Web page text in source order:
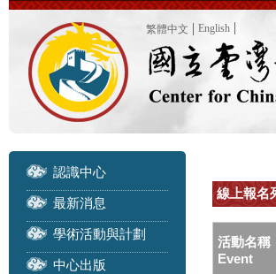
繁體中文 English
認識中心
最新消息
學術活動與計劃
中心出版
線上報名
活動名稱
Event